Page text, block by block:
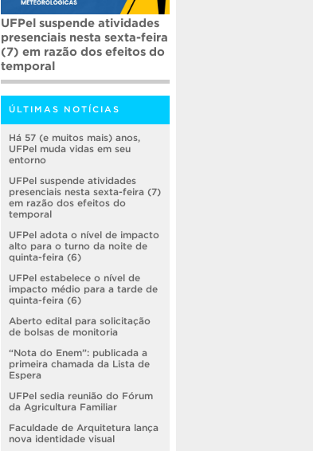
UFPel suspende atividades
presenciais nesta sexta-feira
(7) em razão dos efeitos do
temporal
ÚLTIMAS NOTÍCIAS
Há 57 (e muitos mais) anos,
UFPel muda vidas em seu
entorno
UFPel suspende atividades
presenciais nesta sexta-feira (7)
em razão dos efeitos do
temporal
UFPel adota o nível de impacto
alto para o turno da noite de
quinta-feira (6)
UFPel estabelece o nível de
impacto médio para a tarde de
quinta-feira (6)
Aberto edital para solicitação
de bolsas de monitoria
“Nota do Enem”: publicada a
primeira chamada da Lista de
Espera
UFPel sedia reunião do Fórum
da Agricultura Familiar
Faculdade de Arquitetura lança
nova identidade visual